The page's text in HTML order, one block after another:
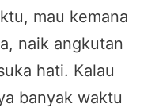
mau kemana
naik angkutan
hati. Kalau
banyak waktu